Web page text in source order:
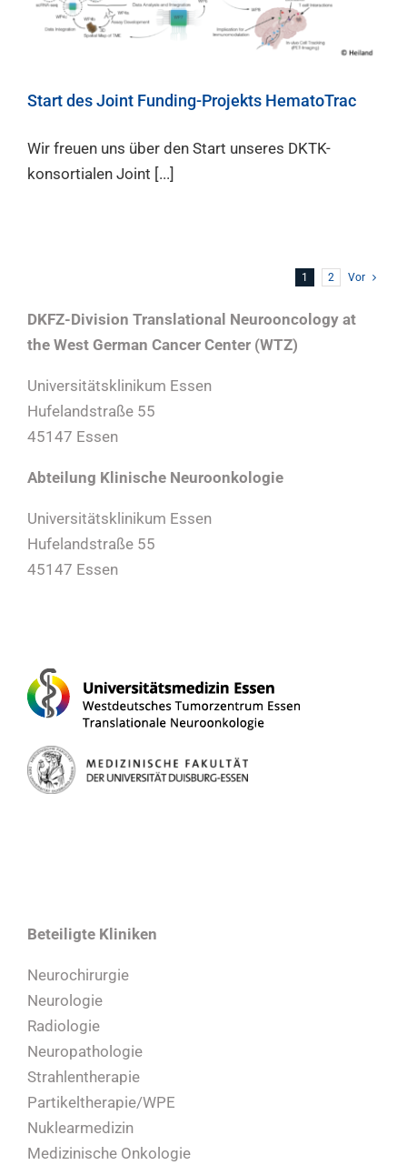
Start des Joint Funding-Projekts HematoTrac
Wir freuen uns über den Start unseres DKTK-
konsortialen Joint [...]
1 2 Vor
DKFZ-Division Translational Neurooncology at
the West German Cancer Center (WTZ)
Universitätsklinikum Essen
Hufelandstraße 55
45147 Essen
Abteilung Klinische Neuroonkologie
Universitätsklinikum Essen
Hufelandstraße 55
45147 Essen
Beteiligte Kliniken
Neurochirurgie
Neurologie
Radiologie
Neuropathologie
Strahlentherapie
Partikeltherapie/WPE
Nuklearmedizin
Medizinische Onkologie